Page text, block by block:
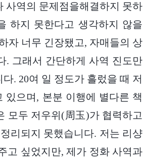
사역의 문제점을해결하지 못하
하지 못한다고 생각하지 않을
자 너무 긴장됐고, 자매들의 상
. 그래서 간단하게 사역 진도만
. 20여 일 정도가 흘렀을 때 저
으며, 본분 이행에 별다른 책
모두 저우위(周玉)가 협력하고
리되지 못했습니다. 저는 리샹
고 싶었지만, 제가 정화 사역과